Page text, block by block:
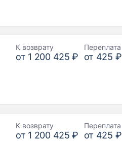
К возврату
от 1 200 425 ₽
Переплата
от 425 ₽
К возврату
от 1 200 425 ₽
Переплата
от 425 ₽